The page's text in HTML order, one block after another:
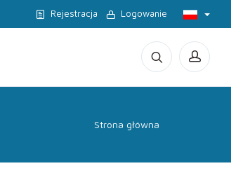
Rejestracja Logowanie
Strona główna